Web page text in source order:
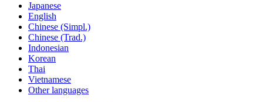
Japanese
English
Chinese (Simpl.)
Chinese (Trad.)
Indonesian
Korean
Thai
Vietnamese
Other languages